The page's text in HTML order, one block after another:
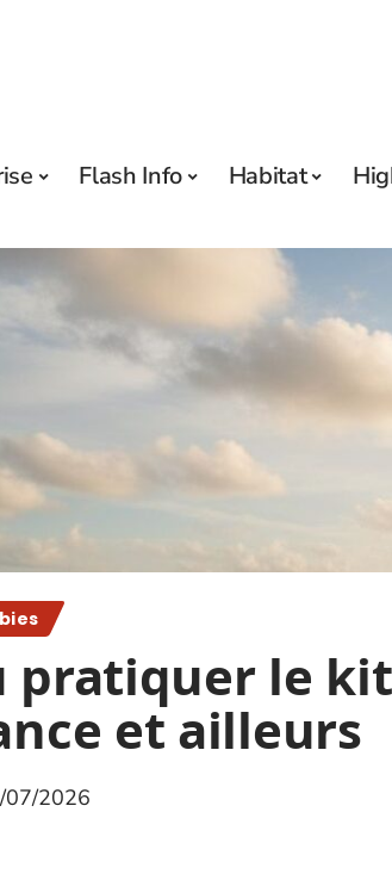
Flash Info Habitat
pratiquer le
et ailleurs
07/2026